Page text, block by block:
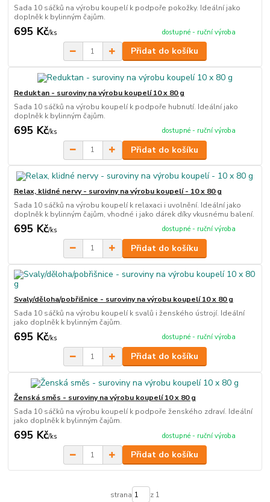
Sada 10 sáčků na výrobu koupelí k podpoře pokožky. Ideální jako
doplněk k bylinným čajům.
695 Kč/ks dostupné - ruční výroba
Přidat do košíku
Reduktan - suroviny na výrobu koupelí 10 x 80 g
Sada 10 sáčků na výrobu koupelí k podpoře hubnutí. Ideální jako
doplněk k bylinným čajům.
695 Kč/ks dostupné - ruční výroba
Přidat do košíku
Relax, klidné nervy - suroviny na výrobu koupelí - 10 x 80 g
Sada 10 sáčků na výrobu koupelí k relaxaci i uvolnění. Ideální jako
doplněk k bylinným čajům, vhodné i jako dárek díky vkusnému balení.
695 Kč/ks dostupné - ruční výroba
Přidat do košíku
Svaly/děloha/pobřišnice - suroviny na výrobu koupelí 10 x 80 g
Sada 10 sáčků na výrobu koupelí k svalů i ženského ústrojí. Ideální
jako doplněk k bylinným čajům.
695 Kč/ks dostupné - ruční výroba
Přidat do košíku
Ženská směs - suroviny na výrobu koupelí 10 x 80 g
Sada 10 sáčků na výrobu koupelí k podpoře ženského zdraví. Ideální
jako doplněk k bylinným čajům.
695 Kč/ks dostupné - ruční výroba
Přidat do košíku
strana z 1